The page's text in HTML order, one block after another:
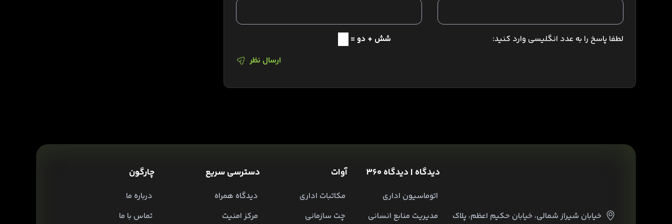
لطفا پاسخ را به عدد انگلیسی وارد کنید:
شش + دو =
ارسال نظر
خیابان شیراز شمالی، خیابان حکیم اعظم، پلاک
دیدگاه | دیدگاه 360
اتوماسیون اداری
مدیریت منابع انسانی
آوات
مکاتبات اداری
چت سازمانی
دسترسی سریع
دیدگاه همراه
مرکز امنیت
چارگون
درباره ما
تماس با ما